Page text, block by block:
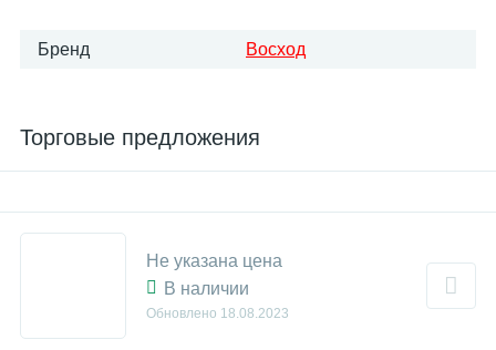
Бренд Восход
Торговые предложения
Не указана цена
В наличии
Обновлено 18.08.2023